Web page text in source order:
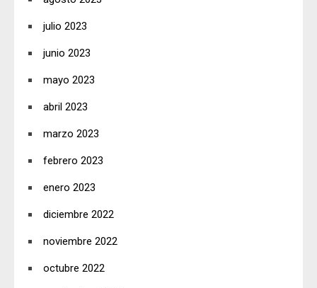
julio 2023
junio 2023
mayo 2023
abril 2023
marzo 2023
febrero 2023
enero 2023
diciembre 2022
noviembre 2022
octubre 2022